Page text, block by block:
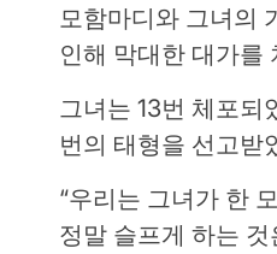
모함마디와 그녀의
인해 막대한 대가를
그녀는 13번 체포되
번의 태형을 선고받
“우리는 그녀가 한
정말 슬프게 하는